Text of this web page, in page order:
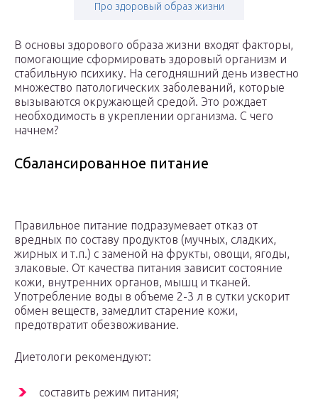
Про здоровый образ жизни
В основы здорового образа жизни входят факторы,
помогающие сформировать здоровый организм и
стабильную психику. На сегодняшний день известно
множество патологических заболеваний, которые
вызываются окружающей средой. Это рождает
необходимость в укреплении организма. С чего
начнем?
Сбалансированное питание
Правильное питание подразумевает отказ от
вредных по составу продуктов (мучных, сладких,
жирных и т.п.) с заменой на фрукты, овощи, ягоды,
злаковые. От качества питания зависит состояние
кожи, внутренних органов, мышц и тканей.
Употребление воды в объеме 2-3 л в сутки ускорит
обмен веществ, замедлит старение кожи,
предотвратит обезвоживание.
Диетологи рекомендуют:
составить режим питания;